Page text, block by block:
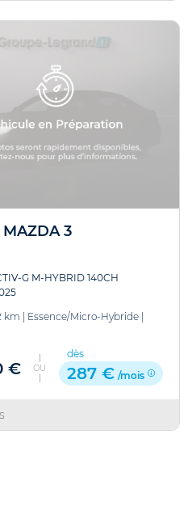
3
G M-HYBRID 140CH
km Essence/Micro-Hybride|
€ OU
dès
287 € /mois